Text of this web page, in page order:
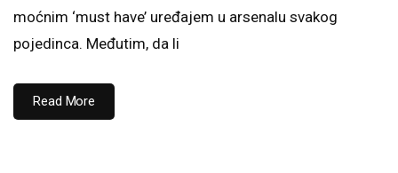
moćnim ‘must have’ uređajem u arsenalu svakog
pojedinca. Međutim, da li
Read More